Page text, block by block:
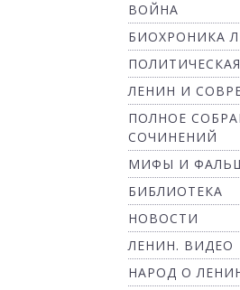
ВОЙНА
БИОХРОНИКА
ЛЕНИН И
ПОЛНОЕ
СОЧИНЕНИЙ
МИФЫ И
БИБЛИОТЕКА
НОВОСТИ
ЛЕНИН. ВИДЕО
НАРОД О